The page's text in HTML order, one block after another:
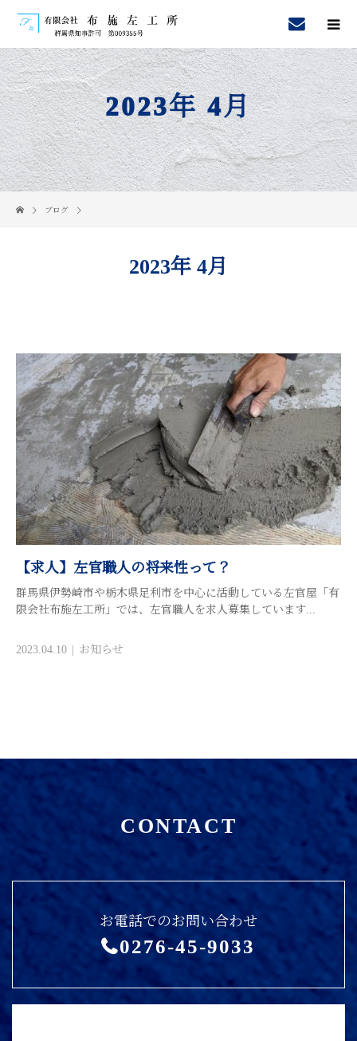
2023年 4月
ブログ
2023年 4月
【求人】左官職人の将来性って？
群馬県伊勢崎市や栃木県足利市を中心に活動している左官屋「有
限会社布施左工所」では、左官職人を求人募集しています...
2023.04.10 お知らせ
CONTACT
お電話でのお問い合わせ
0276-45-9033